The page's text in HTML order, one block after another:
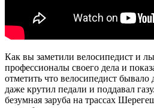
Как вы заметили велосипедист и
профессионалы своего дела и
отметить что велосипедист
даже крутил педали и поддавал
безумная заруба на трассах